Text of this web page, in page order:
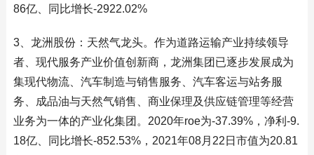
86亿、同比增长-2922.02%
3、龙洲股份：天然气龙头。作为道路运输产业持续领导
者、现代服务产业价值创新商，龙洲集团已逐步发展成为
集现代物流、汽车制造与销售服务、汽车客运与站务服
务、成品油与天然气销售、商业保理及供应链管理等经营
业务为一体的产业化集团。2020年roe为-37.39%，净利-9.
18亿、同比增长-852.53%，2021年08月22日市值为20.81